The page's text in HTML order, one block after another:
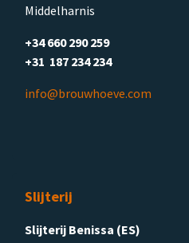
Middelharnis
+34 660 290 259
+31 187 234 234
info@brouwhoeve.com
Slijterij
Slijterij Benissa (ES)